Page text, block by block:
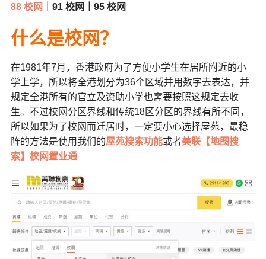
88 校网
｜91 校网｜95 校网
什么是校网？
在1981年7月，香港政府为了方便小学生在居所附近的小
学上学，所以将全港划分为36个区域并用数字去表达，并
规定全港所有的官立及资助小学也需要按照这规定去收
生。不过校网分区界线和传统18区分区的界线有所不同，
所以如果为了校网而迁居时，一定要小心选择屋苑，最稳
阵的方法是使用我们的屋苑搜索功能或者美联【地图搜
索】校网置业通